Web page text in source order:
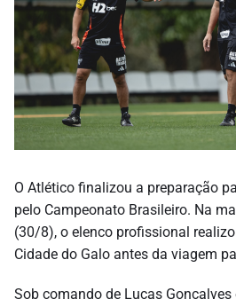
O Atlético finalizou a preparação
pelo Campeonato Brasileiro. Na
(30/8), o elenco profissional
Cidade do Galo antes da viagem
Sob comando de Lucas